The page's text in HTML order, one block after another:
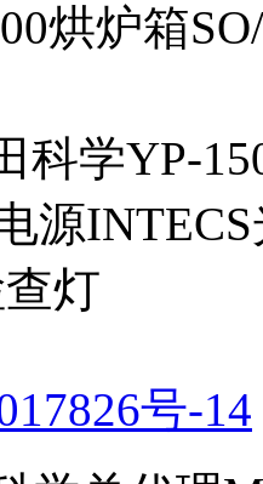
烘炉箱
科学YP-
源
灯
号-14